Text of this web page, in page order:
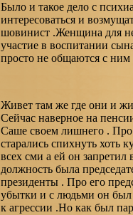
Было и такое дело с
интересоваться и
шовинист .Женщина для
участие в воспитании
просто не общаются с ним
Живет там же где они и
Сейчас наверное на
Саше своем лишнего . Про
старались спихнуть хоть
всех сми а ей он
должность была
президенты . Про его
убытки и с людьми он был
к агрессии .Но как был